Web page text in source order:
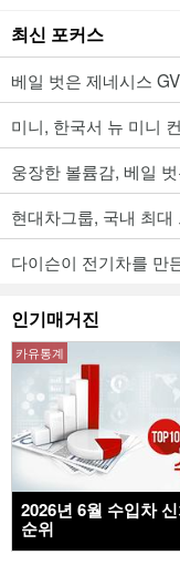
최신 포커스
베일 벗은 제네시스
미니, 한국서 뉴 미니
웅장한 볼륨감, 베일
현대차그룹, 국내 최
다이슨이 전기차를 만
인기매거진
카유통계
2026년 6월 수입차
순위